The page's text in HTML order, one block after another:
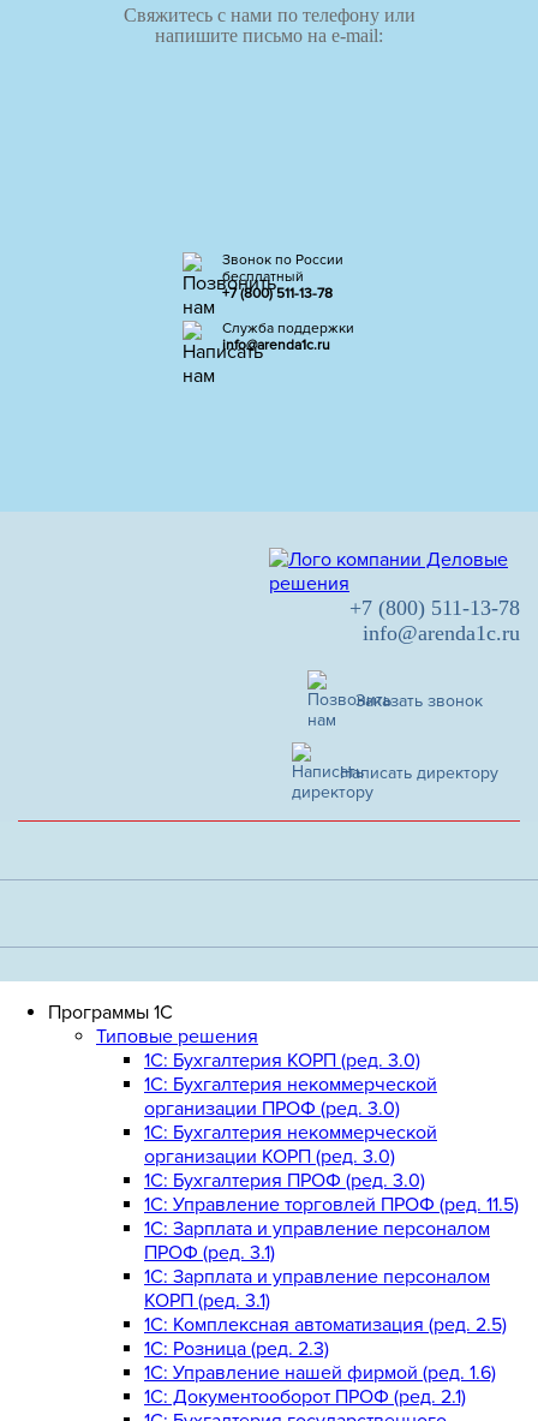
Свяжитесь с нами по телефону или
напишите письмо на e-mail:
Звонок по России
бесплатный
+7 (800) 511-13-78
Служба поддержки
info@arenda1c.ru
+7 (800) 511-13-78
info@arenda1c.ru
Заказать звонок
Написать директору
Программы 1С
Типовые решения
1C: Бухгалтерия КОРП (ред. 3.0)
1С: Бухгалтерия некоммерческой
организации ПРОФ (ред. 3.0)
1С: Бухгалтерия некоммерческой
организации КОРП (ред. 3.0)
1C: Бухгалтерия ПРОФ (ред. 3.0)
1C: Управление торговлей ПРОФ (ред. 11.5)
1C: Зарплата и управление персоналом
ПРОФ (ред. 3.1)
1C: Зарплата и управление персоналом
КОРП (ред. 3.1)
1C: Комплексная автоматизация (ред. 2.5)
1С: Розница (ред. 2.3)
1С: Управление нашей фирмой (ред. 1.6)
1С: Документооборот ПРОФ (ред. 2.1)